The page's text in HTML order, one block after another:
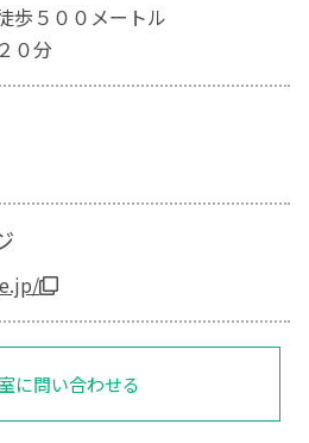
歩５００メートル
０分
に問い合わせる